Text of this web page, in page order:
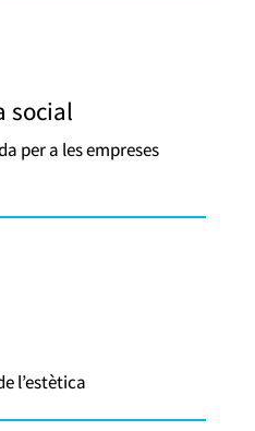
social
per a les empreses
l’estètica